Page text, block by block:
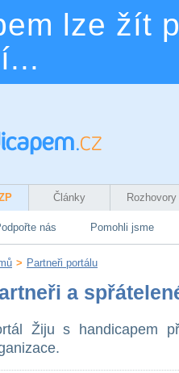
lze žít
Články Rozhovory
nás Pomohli jsme
> Partneři portálu
a
Žiju s handicapem